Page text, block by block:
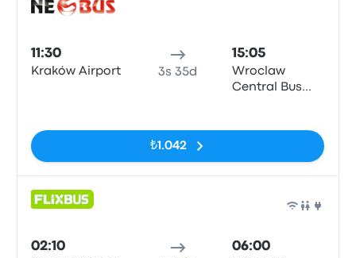
11:30
Kraków Airport 3s 35d
15:05
Wroclaw
Central Bus
₺1.042
02:10 06:00